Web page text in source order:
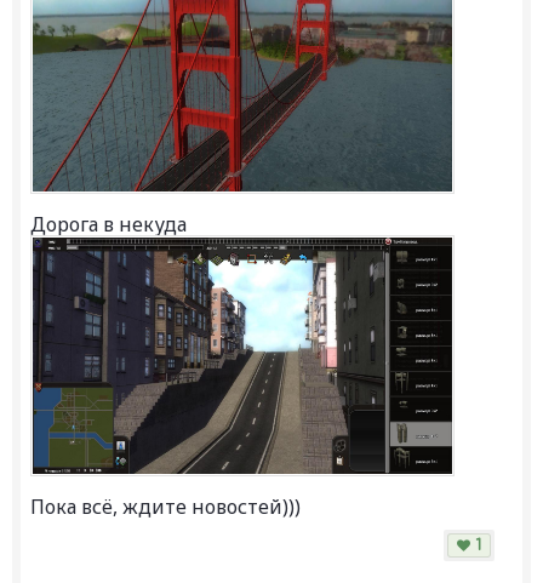
Дорога в некуда
Пока всё, ждите новостей)))
1